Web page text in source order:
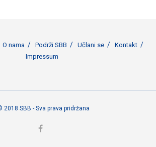
O nama Podrži SBB Učlani se
Kontakt
Impressum
2018 SBB - Sva prava pridržana